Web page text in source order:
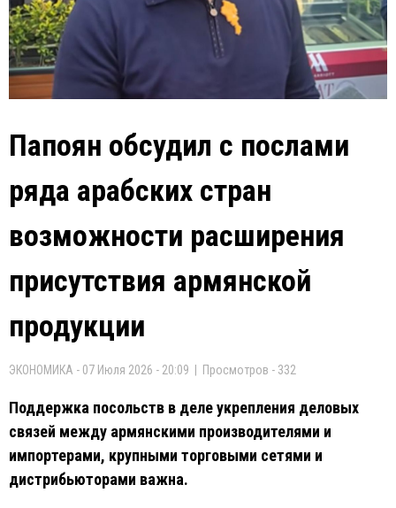
Папоян обсудил с послами
ряда арабских стран
возможности расширения
присутствия армянской
продукции
ЭКОНОМИКА - 07 Июля 2026 - 20:09 | Просмотров - 332
Поддержка посольств в деле укрепления деловых
связей между армянскими производителями и
импортерами, крупными торговыми сетями и
дистрибьюторами важна.